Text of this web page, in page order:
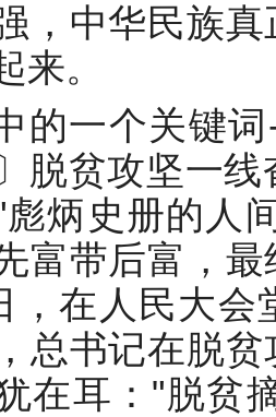
，中华民族
来。
的一个关键
脱贫攻坚一线
炳史册的人
富带后富，
，在人民大会
总书记在脱
在耳："脱贫